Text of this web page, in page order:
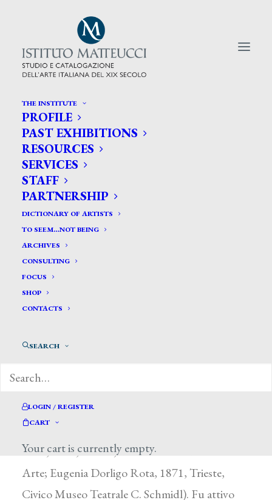
THE INSTITUTE
PROFILE
PAST EXHIBITIONS
RESOURCES
SERVICES
STAFF
PARTNERSHIP
DICTIONARY OF ARTISTS
TO SEEM…NOT BEING
ARCHIVES
CONSULTING
FOCUS
SHOP
CONTACTS
SEARCH
LOGIN / REGISTER
CART
Your cart is currently empty.
CERCA TRA GLI ARTISTI:
Search
for:
Rota Giovanni*
Trieste 1832 – 1900
dall’attenta resa dei particolari fisiognomici e
dalla preziosa vivezza di vesti e gioielli (Giuseppe
Rota, 1860, Trieste, Museo Civico di Storia e
Arte; Eugenia Dorligo Rota, 1871, Trieste,
Civico Museo Teatrale C. Schmidl). Fu attivo